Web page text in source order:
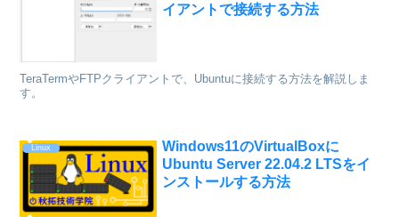
イアントで接続する方法
TeraTermやFTPクライアントで、Ubuntuに接続する方法を解説しま
す。
Linux
Windows11のVirtualBoxに
Ubuntu Server 22.04.2 LTSをイ
ンストールする方法